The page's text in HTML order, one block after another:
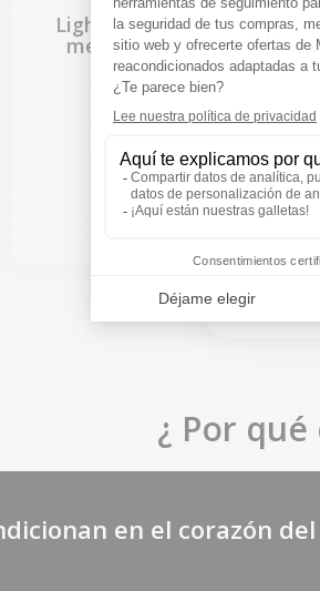
Lightning hacia USB 1
metro blanco Apple
De
13,00 €
¿ Por
en el corazón del